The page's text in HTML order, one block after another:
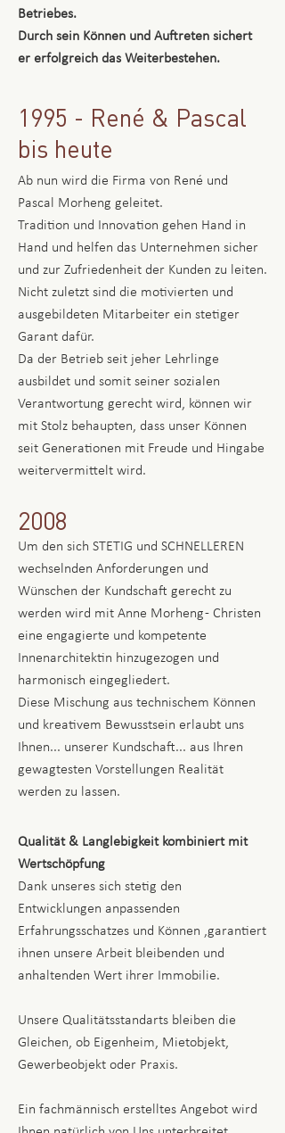
Betriebes.
Durch sein Können und Auftreten sichert
er erfolgreich das Weiterbestehen.
1995 - René & Pascal
bis heute
Ab nun wird die Firma von René und
Pascal Morheng geleitet.
Tradition und Innovation gehen Hand in
Hand und helfen das Unternehmen sicher
und zur Zufriedenheit der Kunden zu leiten.
Nicht zuletzt sind die motivierten und
ausgebildeten Mitarbeiter ein stetiger
Garant dafür.
Da der Betrieb seit jeher Lehrlinge
ausbildet und somit seiner sozialen
Verantwortung gerecht wird, können wir
mit Stolz behaupten, dass unser Können
seit Generationen mit Freude und Hingabe
weitervermittelt wird.
2008
Um den sich STETIG und SCHNELLEREN
wechselnden Anforderungen und
Wünschen der Kundschaft gerecht zu
werden wird mit Anne Morheng - Christen
eine engagierte und kompetente
Innenarchitektin hinzugezogen und
harmonisch eingegliedert.
Diese Mischung aus technischem Können
und kreativem Bewusstsein erlaubt uns
Ihnen... unserer Kundschaft... aus Ihren
gewagtesten Vorstellungen Realität
werden zu lassen.
Qualität & Langlebigkeit kombiniert mit
Wertschöpfung
Dank unseres sich stetig den
Entwicklungen anpassenden
Erfahrungsschatzes und Können ,garantiert
ihnen unsere Arbeit bleibenden und
anhaltenden Wert ihrer Immobilie.
Unsere Qualitätsstandarts bleiben die
Gleichen, ob Eigenheim, Mietobjekt,
Gewerbeobjekt oder Praxis.
Ein fachmännisch erstelltes Angebot wird